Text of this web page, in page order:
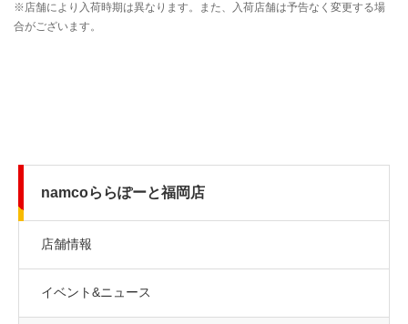
namcoららぽーと福岡店
店舗情報
イベント&ニュース